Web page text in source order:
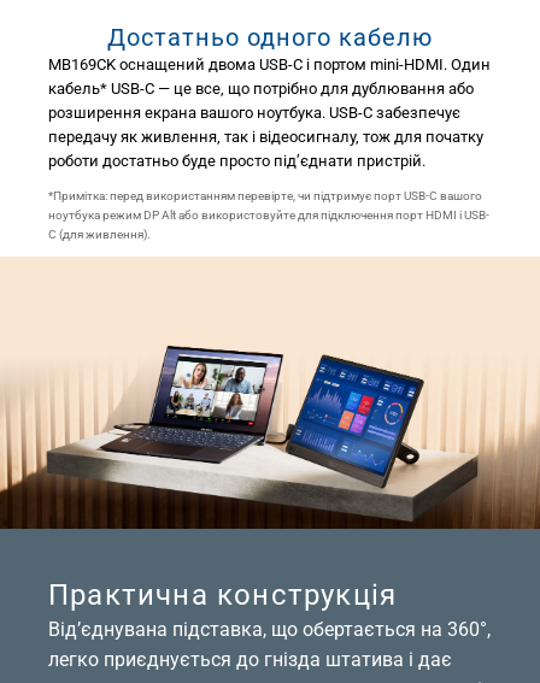
Достатньо одного кабелю
MB169CK оснащений двома USB-C і портом mini-HDMI. Один
кабель* USB-C — це все, що потрібно для дублювання або
розширення екрана вашого ноутбука. USB-C забезпечує
передачу як живлення, так і відеосигналу, тож для початку
роботи достатньо буде просто під’єднати пристрій.
*Примітка: перед використанням перевірте, чи підтримує порт USB-C вашого
ноутбука режим DP Alt або використовуйте для підключення порт HDMI і USB-
C (для живлення).
Практична конструкція
Від’єднувана підставка, що обертається на 360°,
легко приєднується до гнізда штатива і дає